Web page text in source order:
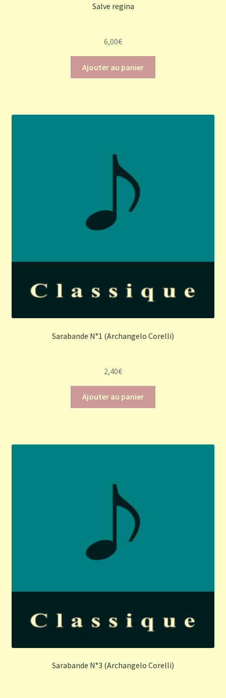
Salve regina
6,00€
Ajouter au panier
Sarabande N°1 (Archangelo Corelli)
2,40€
Ajouter au panier
Sarabande N°3 (Archangelo Corelli)